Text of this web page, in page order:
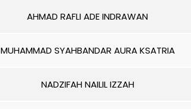
AHMAD RAFLI ADE INDRAWAN
MUHAMMAD SYAHBANDAR AURA KSATRIA
NADZIFAH NAILIL IZZAH